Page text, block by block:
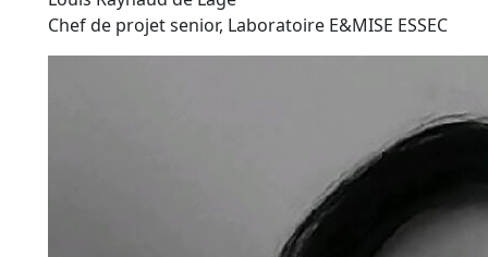
Chef de projet senior, Laboratoire E&MISE ESSEC